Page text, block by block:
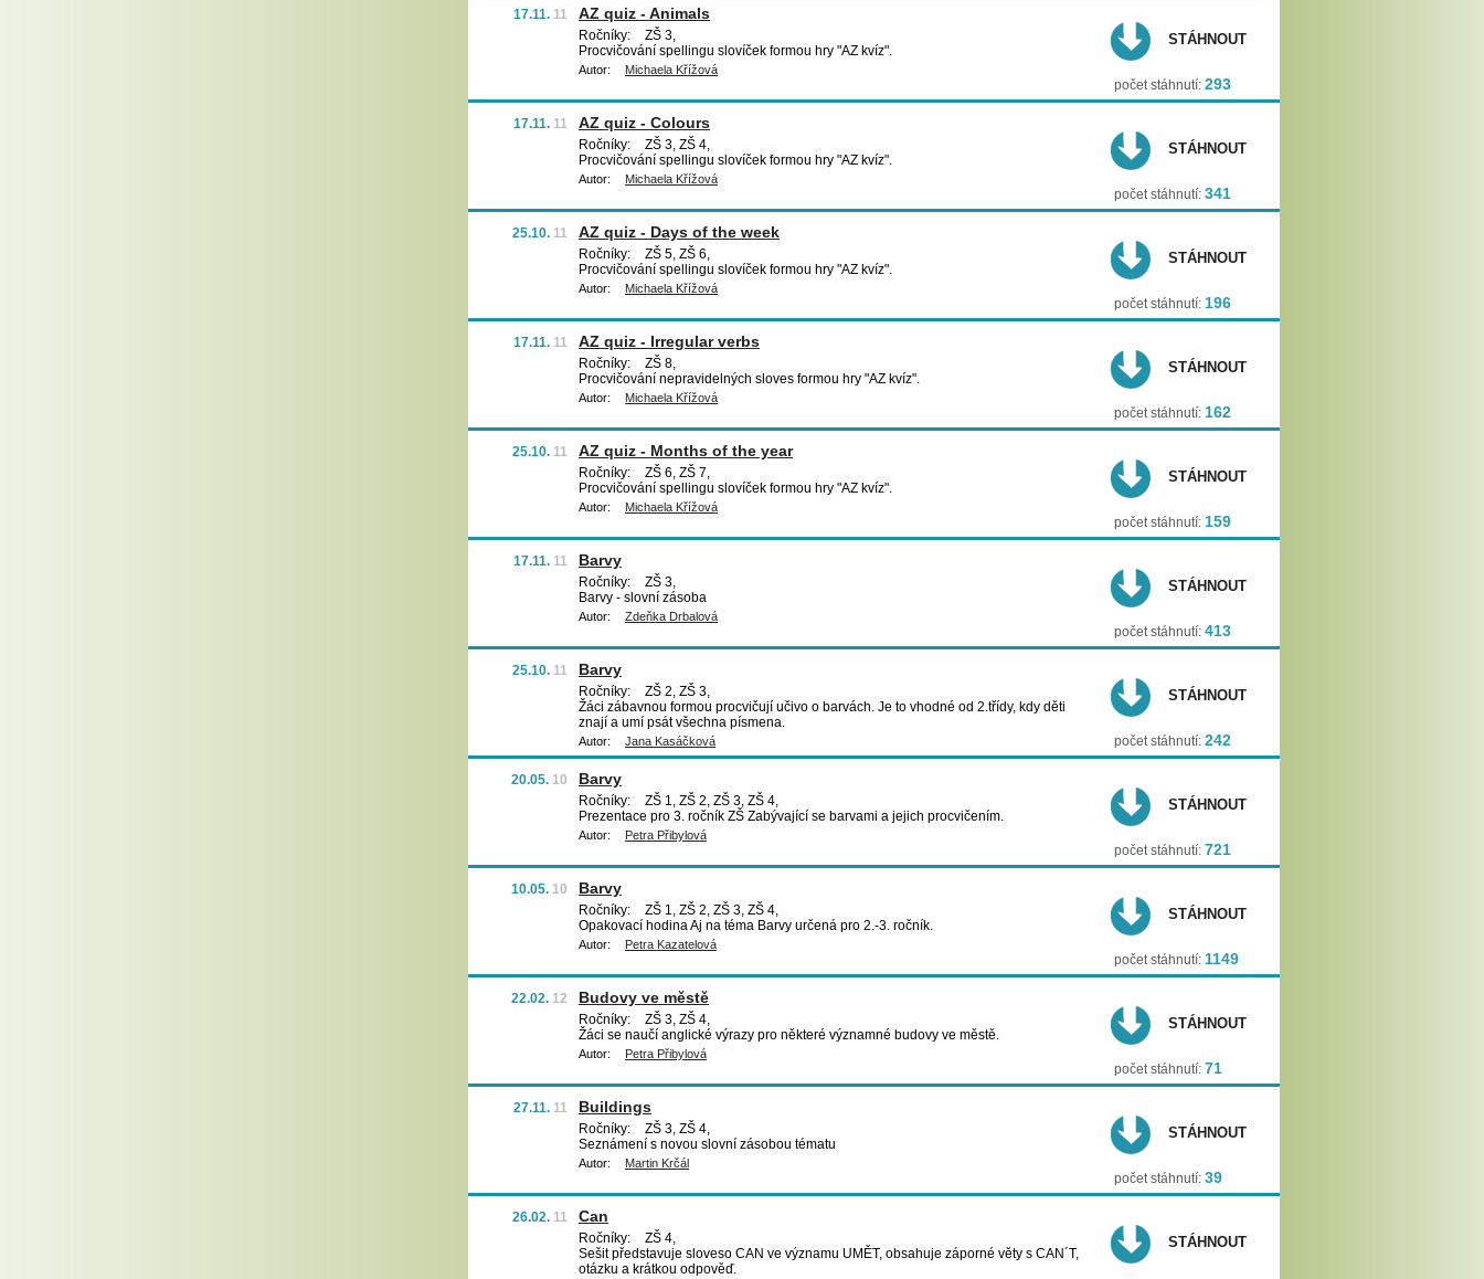
17.11. 11 AZ quiz - Animals
Ročníky:
ZŠ 3,
Procvičování spellingu slovíček formou hry "AZ kvíz".
Autor: Michaela Křížová
STÁHNOUT
počet stáhnutí: 293
17.11. 11 AZ quiz - Colours
Ročníky:
ZŠ 3, ZŠ 4,
Procvičování spellingu slovíček formou hry "AZ kvíz".
Autor: Michaela Křížová
STÁHNOUT
počet stáhnutí: 341
25.10. 11 AZ quiz - Days of the week
Ročníky:
ZŠ 5, ZŠ 6,
Procvičování spellingu slovíček formou hry "AZ kvíz".
Autor: Michaela Křížová
STÁHNOUT
počet stáhnutí: 196
17.11. 11 AZ quiz - Irregular verbs
Ročníky:
ZŠ 8,
Procvičování nepravidelných sloves formou hry "AZ kvíz".
Autor: Michaela Křížová
STÁHNOUT
počet stáhnutí: 162
25.10. 11 AZ quiz - Months of the year
Ročníky:
ZŠ 6, ZŠ 7,
Procvičování spellingu slovíček formou hry "AZ kvíz".
Autor: Michaela Křížová
STÁHNOUT
počet stáhnutí: 159
17.11. 11 Barvy
Ročníky:
ZŠ 3,
Barvy - slovní zásoba
Autor: Zdeňka Drbalová
STÁHNOUT
počet stáhnutí: 413
25.10. 11 Barvy
Ročníky:
ZŠ 2, ZŠ 3,
Žáci zábavnou formou procvičují učivo o barvách. Je to vhodné od 2.třídy, kdy děti
znají a umí psát všechna písmena.
Autor: Jana Kasáčková
STÁHNOUT
počet stáhnutí: 242
20.05. 10 Barvy
Ročníky:
ZŠ 1, ZŠ 2, ZŠ 3, ZŠ 4,
Prezentace pro 3. ročník ZŠ Zabývající se barvami a jejich procvičením.
Autor: Petra Přibylová
STÁHNOUT
počet stáhnutí: 721
10.05. 10 Barvy
Ročníky:
ZŠ 1, ZŠ 2, ZŠ 3, ZŠ 4,
Opakovací hodina Aj na téma Barvy určená pro 2.-3. ročník.
Autor: Petra Kazatelová
STÁHNOUT
počet stáhnutí: 1149
22.02. 12 Budovy ve městě
Ročníky:
ZŠ 3, ZŠ 4,
Žáci se naučí anglické výrazy pro některé významné budovy ve městě.
Autor: Petra Přibylová
STÁHNOUT
počet stáhnutí: 71
27.11. 11 Buildings
Ročníky:
ZŠ 3, ZŠ 4,
Seznámení s novou slovní zásobou tématu
Autor: Martin Krčál
STÁHNOUT
počet stáhnutí: 39
26.02. 11 Can
Ročníky:
ZŠ 4,
Sešit představuje sloveso CAN ve významu UMĚT, obsahuje záporné věty s CAN´T,
otázku a krátkou odpověď.
STÁHNOUT